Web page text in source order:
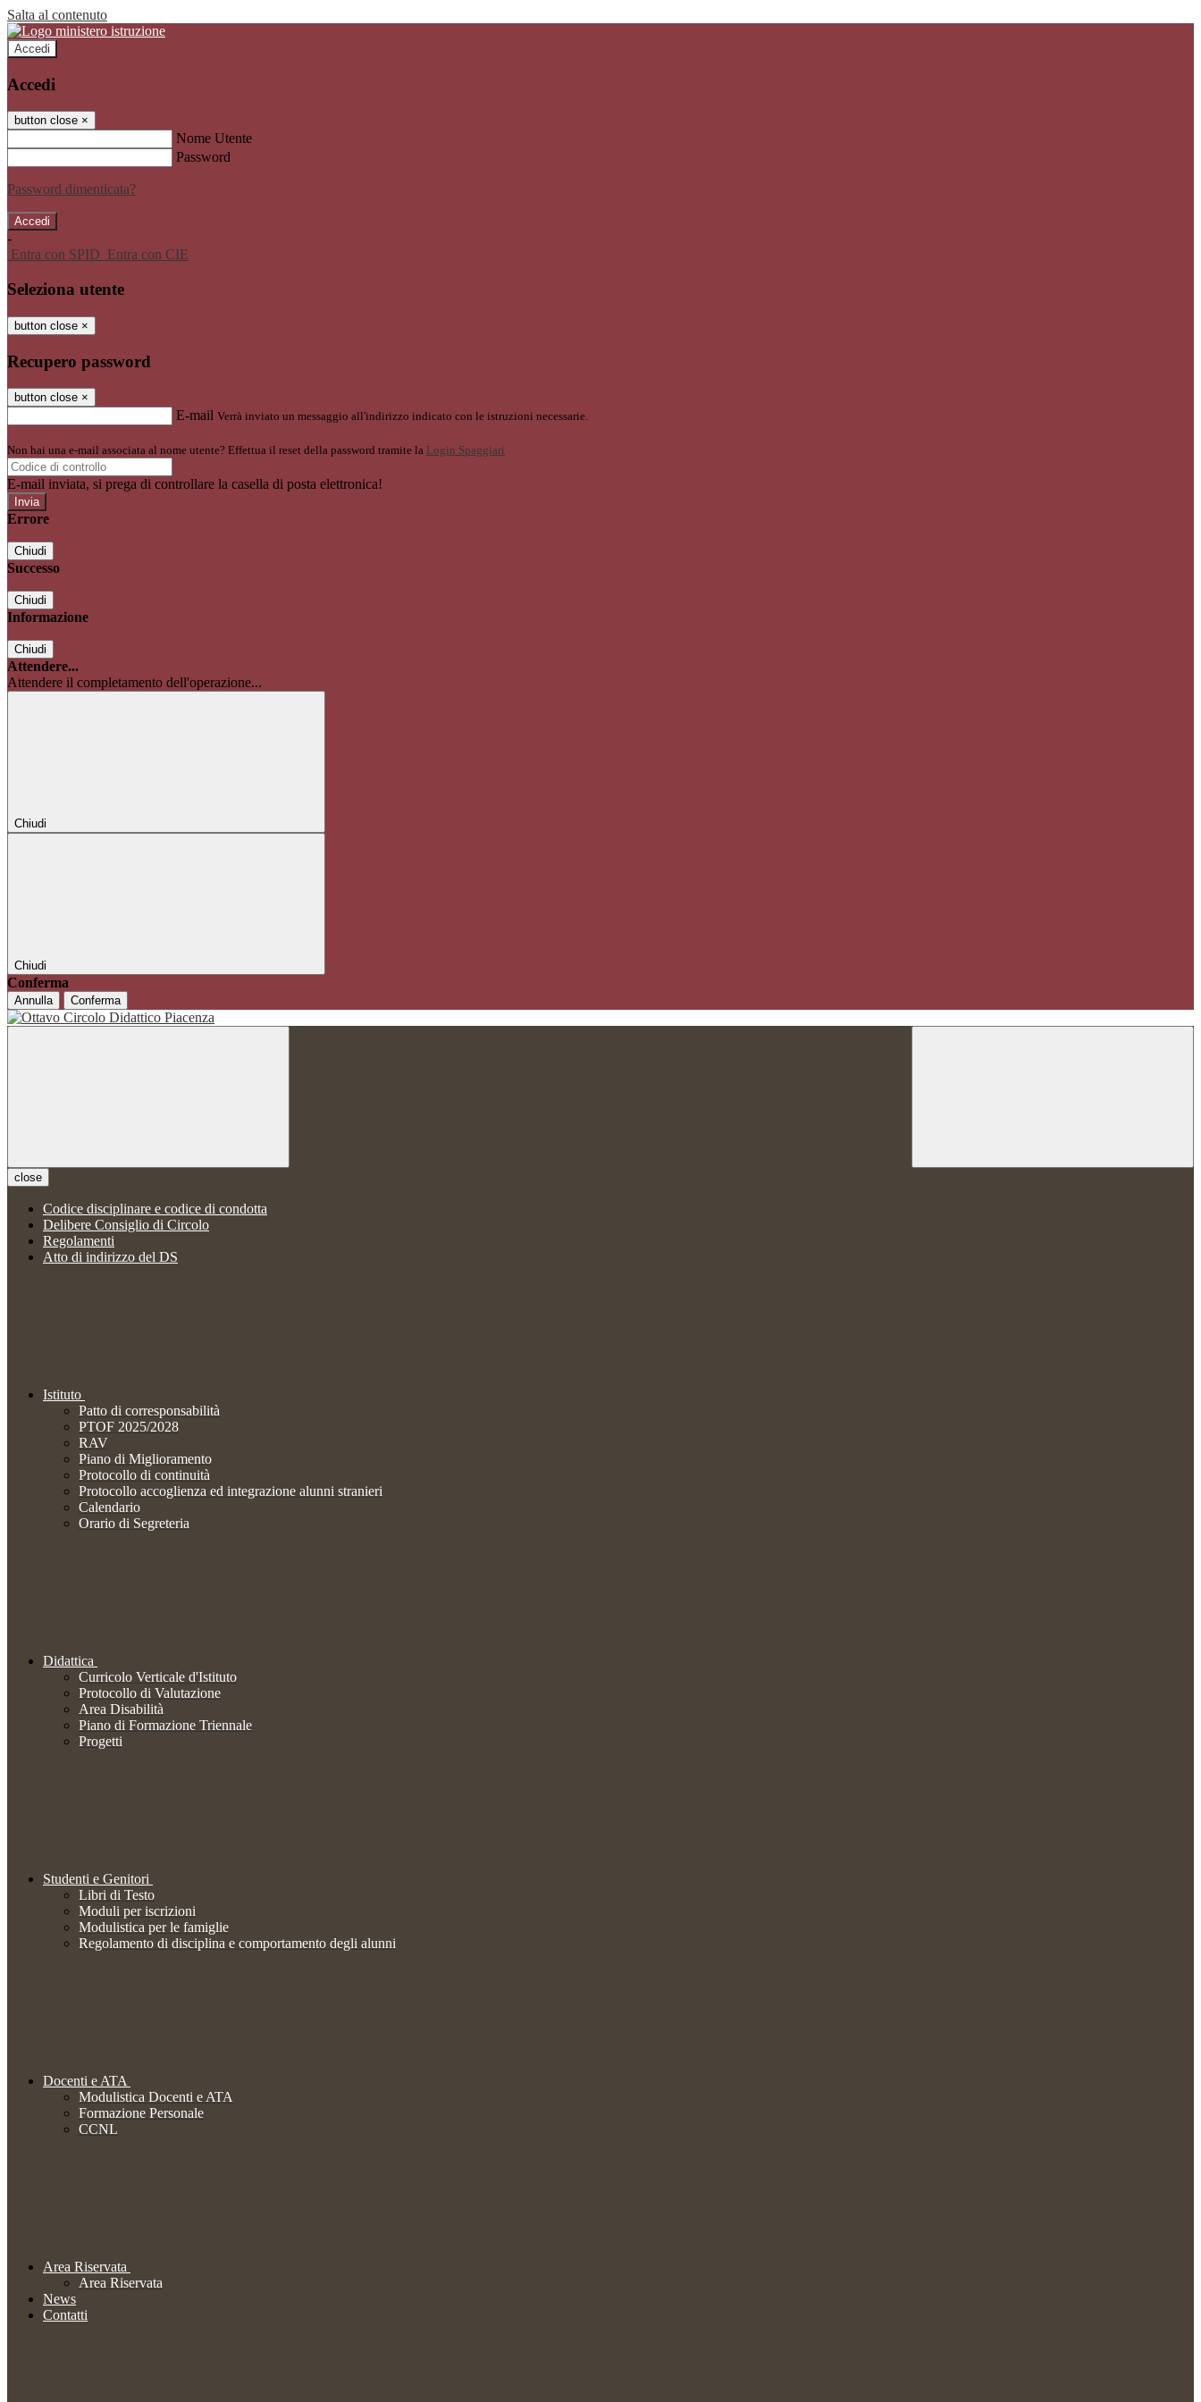
Salta al contenuto
Accedi
Accedi
button close ×
Nome Utente
Password
Password dimenticata?
-
Entra con SPID Entra con CIE
Seleziona utente
button close ×
Recupero password
button close ×
E-mail Verrà inviato un messaggio all'indirizzo indicato con le istruzioni necessarie.
Non hai una e-mail associata al nome utente? Effettua il reset della password tramite la Login Spaggiari
E-mail inviata, si prega di controllare la casella di posta elettronica!
Errore
Chiudi
Successo
Chiudi
Informazione
Chiudi
Attendere...
Attendere il completamento dell'operazione...
Chiudi
Chiudi
Conferma
Annulla Conferma
close
Codice disciplinare e codice di condotta
Delibere Consiglio di Circolo
Regolamenti
Atto di indirizzo del DS
Istituto
Patto di corresponsabilità
PTOF 2025/2028
RAV
Piano di Miglioramento
Protocollo di continuità
Protocollo accoglienza ed integrazione alunni stranieri
Calendario
Orario di Segreteria
Didattica
Curricolo Verticale d'Istituto
Protocollo di Valutazione
Area Disabilità
Piano di Formazione Triennale
Progetti
Studenti e Genitori
Libri di Testo
Moduli per iscrizioni
Modulistica per le famiglie
Regolamento di disciplina e comportamento degli alunni
Docenti e ATA
Modulistica Docenti e ATA
Formazione Personale
CCNL
Area Riservata
Area Riservata
News
Contatti